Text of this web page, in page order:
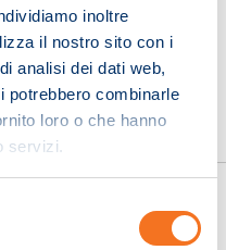
inoltre
il nostro sito con i
analisi dei dati web,
potrebbero combinarle
loro o che hanno
servizi.